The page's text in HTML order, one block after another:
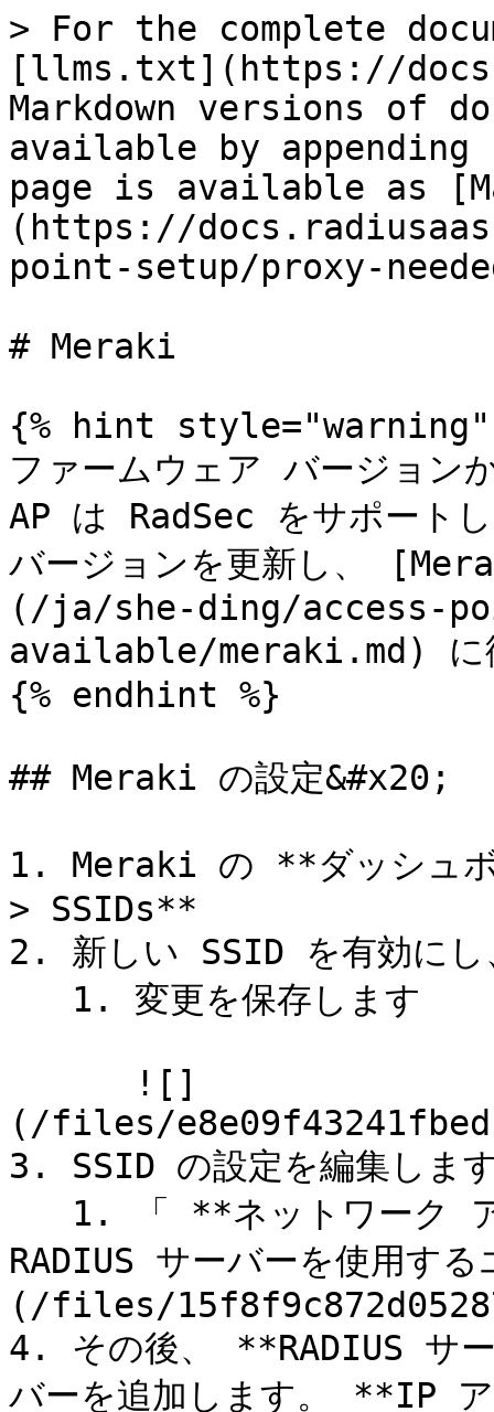
> For the complete
[llms.txt](https://
Markdown versions of
available by
page is available as
(https://
point-setup/proxy-
# Meraki
{% hint style="warning"
ファームウェア バージョ
AP は RadSec をサポート
バージョンを更新し、
(/ja/she-ding/access-
available/meraki.md) に従
{% endhint %}
## Meraki の設定&#x20;
1. Meraki の **ダッシュ
> SSIDs**
2. 新しい SSID を有効にし
(/files/
3. SSID の設定を編集しま
RADIUS サーバーを使用す
(/files/
4. その後、 **RADIUS サ
バーを追加します。 **IP